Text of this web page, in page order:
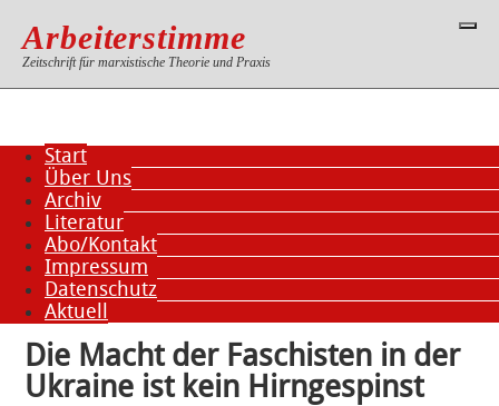
Arbeiterstimme
Zeitschrift für marxistische Theorie und Praxis
Start
Über Uns
Archiv
Literatur
Abo/Kontakt
Impressum
Datenschutz
Aktuell
Die Macht der Faschisten in der
Ukraine ist kein Hirngespinst